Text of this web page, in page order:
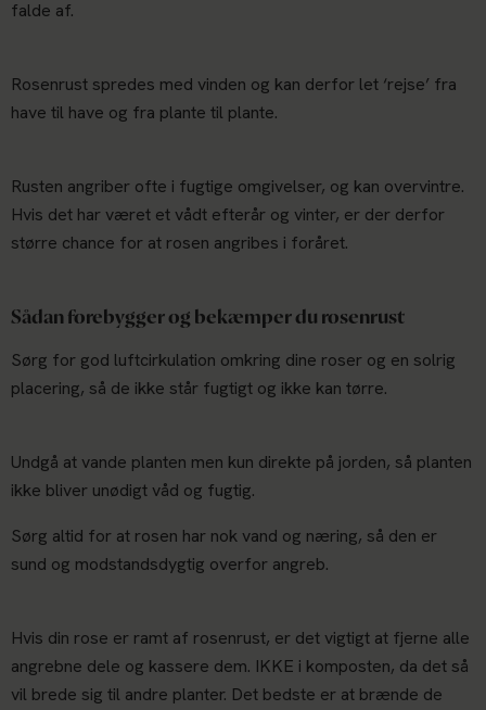
falde af.
Rosenrust spredes med vinden og kan derfor let ‘rejse’ fra
have til have og fra plante til plante.
Rusten angriber ofte i fugtige omgivelser, og kan overvintre.
Hvis det har været et vådt efterår og vinter, er der derfor
større chance for at rosen angribes i foråret.
Sådan forebygger og bekæmper du rosenrust
Sørg for god luftcirkulation omkring dine roser og en solrig
placering, så de ikke står fugtigt og ikke kan tørre.
Undgå at vande planten men kun direkte på jorden, så planten
ikke bliver unødigt våd og fugtig.
Sørg altid for at rosen har nok vand og næring, så den er
sund og modstandsdygtig overfor angreb.
Hvis din rose er ramt af rosenrust, er det vigtigt at fjerne alle
angrebne dele og kassere dem. IKKE i komposten, da det så
vil brede sig til andre planter. Det bedste er at brænde de